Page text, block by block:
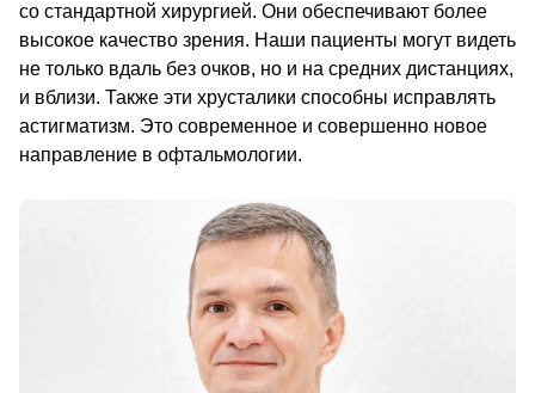
со стандартной хирургией. Они обеспечивают более
высокое качество зрения. Наши пациенты могут видеть
не только вдаль без очков, но и на средних дистанциях,
и вблизи. Также эти хрусталики способны исправлять
астигматизм. Это современное и совершенно новое
направление в офтальмологии.